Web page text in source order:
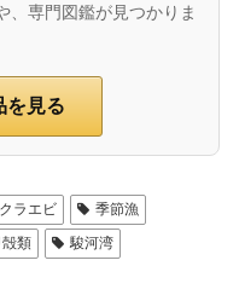
、専門図鑑が見つかりま
を見る
ラエビ
季節漁
殻類 駿河湾